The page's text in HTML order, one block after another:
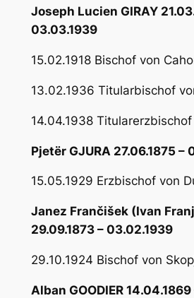
Joseph Lucien GIRAY
03.03.1939
15.02.1918 Bischof von
13.02.1936 Titularbischof
14.04.1938
Pjetër GJURA 27.06.1875 –
15.05.1929 Erzbischof von
Janez Frančišek (Ivan
29.09.1873 – 03.02.1939
29.10.1924 Bischof von
Alban GOODIER